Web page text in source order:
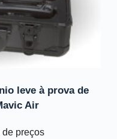
leve à prova de
Air
preços